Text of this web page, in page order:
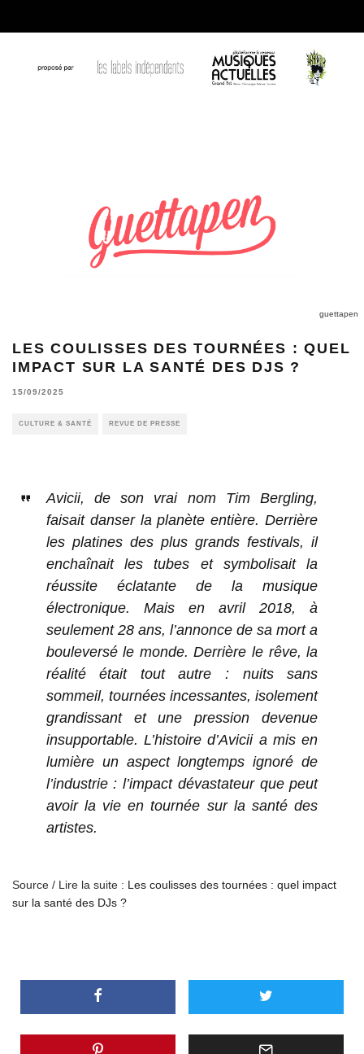
guettapen
LES COULISSES DES TOURNÉES : QUEL
IMPACT SUR LA SANTÉ DES DJS ?
15/09/2025
CULTURE & SANTÉ REVUE DE PRESSE
Avicii, de son vrai nom Tim Bergling,
faisait danser la planète entière. Derrière
les platines des plus grands festivals, il
enchaînait les tubes et symbolisait la
réussite éclatante de la musique
électronique. Mais en avril 2018, à
seulement 28 ans, l’annonce de sa mort a
bouleversé le monde. Derrière le rêve, la
réalité était tout autre : nuits sans
sommeil, tournées incessantes, isolement
grandissant et une pression devenue
insupportable. L’histoire d’Avicii a mis en
lumière un aspect longtemps ignoré de
l’industrie : l’impact dévastateur que peut
avoir la vie en tournée sur la santé des
artistes.
Source / Lire la suite : Les coulisses des tournées : quel impact
sur la santé des DJs ?